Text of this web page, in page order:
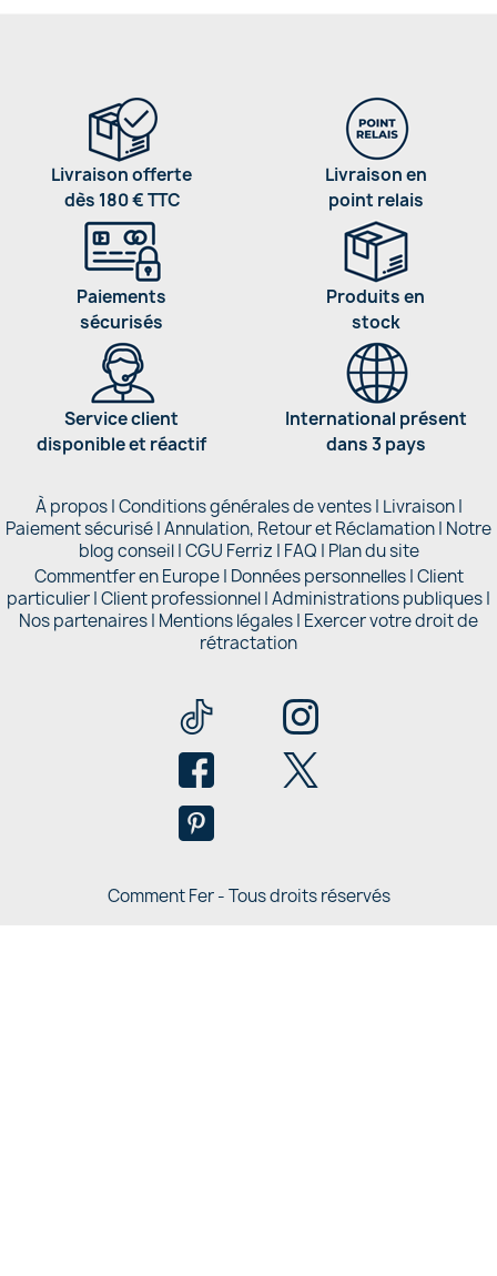
Livraison offerte
dès 180 € TTC
Livraison en
point relais
Paiements
sécurisés
Produits en
stock
Service client
disponible et réactif
International présent
dans 3 pays
À propos|Conditions générales de ventes| Livraison|
Paiement sécurisé|Annulation, Retour et Réclamation| Notre
blog conseil|CGU Ferriz | FAQ | Plan du site
Commentfer en Europe| Données personnelles|Client
particulier|Client professionnel|Administrations publiques|
Nos partenaires | Mentions légales| Exercer votre droit de
rétractation
Comment Fer - Tous droits réservés